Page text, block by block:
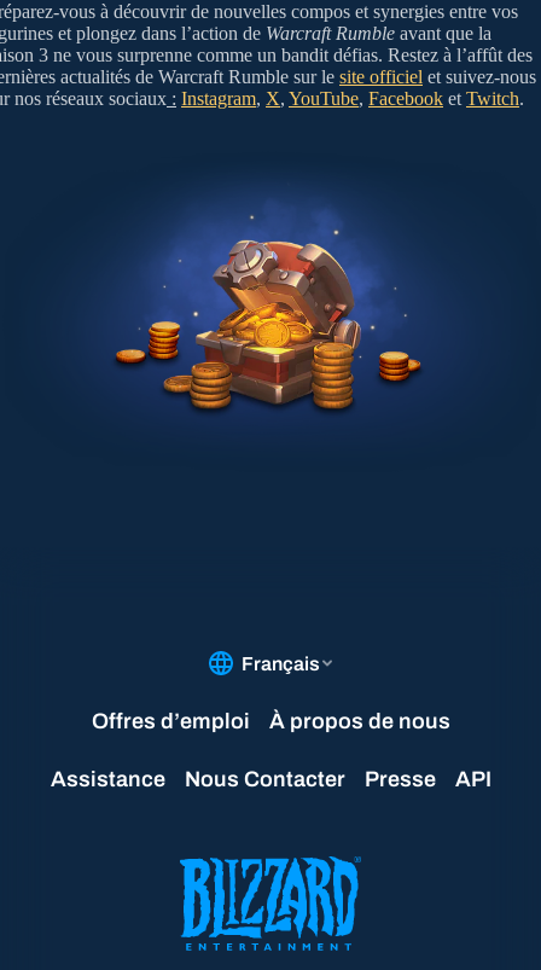
vous à découvrir de nouvelles compos et synergies entre vos
et plongez dans l’action de Warcraft Rumble avant que la
3 ne vous surprenne comme un bandit défias. Restez à l’affût des
actualités de Warcraft Rumble sur le site officiel et suivez-nous
nos réseaux sociaux : Instagram, X, YouTube, Facebook et Twitch.